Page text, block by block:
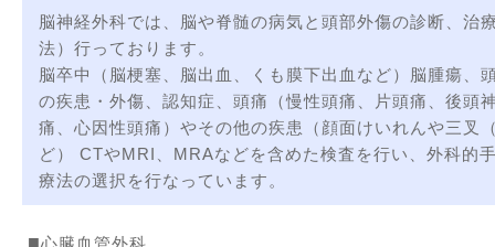
脳神経外科では、脳や脊髄の病気と頭部外傷の診断、治
法）行っております。
脳卒中（脳梗塞、脳出血、くも膜下出血など）脳腫瘍、
の疾患・外傷、認知症、頭痛（慢性頭痛、片頭痛、後頭
痛、心因性頭痛）やその他の疾患（顔面けいれんや三叉
ど） CTやMRI、MRAなどを含めた検査を行い、外科的
療法の選択を行なっています。
心臓血管外科